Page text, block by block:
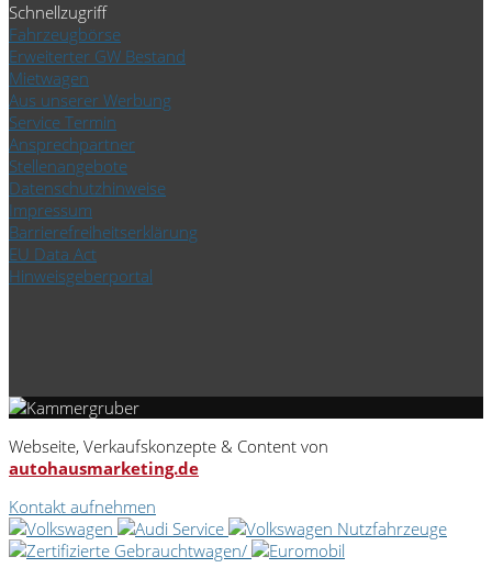
Schnellzugriff
Fahrzeugbörse
Erweiterter GW Bestand
Mietwagen
Aus unserer Werbung
Service Termin
Ansprechpartner
Stellenangebote
Datenschutzhinweise
Impressum
Barrierefreiheitserklärung
EU Data Act
Hinweisgeberportal
Webseite, Verkaufskonzepte & Content von
autohausmarketing.de
Kontakt aufnehmen